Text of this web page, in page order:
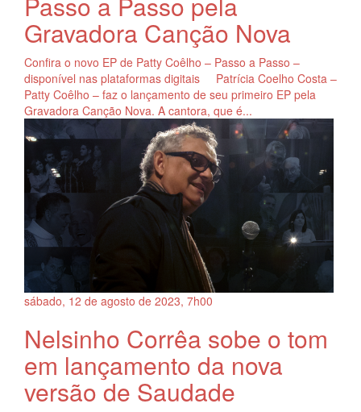
Gravadora Canção Nova
Confira o novo EP de Patty Coêlho – Passo a Passo –
disponível nas plataformas digitais Patrícia Coelho Costa –
Patty Coêlho – faz o lançamento de seu primeiro EP pela
Gravadora Canção Nova. A cantora, que é...
sábado, 12 de agosto de 2023, 7h00
Nelsinho Corrêa sobe o tom
em lançamento da nova
versão de Saudade